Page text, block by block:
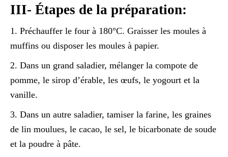
III- Étapes de la préparation:
1. Préchauffer le four à 180°C. Graisser les moules à
muffins ou disposer les moules à papier.
2. Dans un grand saladier, mélanger la compote de
pomme, le sirop d’érable, les œufs, le yogourt et la
vanille.
3. Dans un autre saladier, tamiser la farine, les graines
de lin moulues, le cacao, le sel, le bicarbonate de soude
et la poudre à pâte.